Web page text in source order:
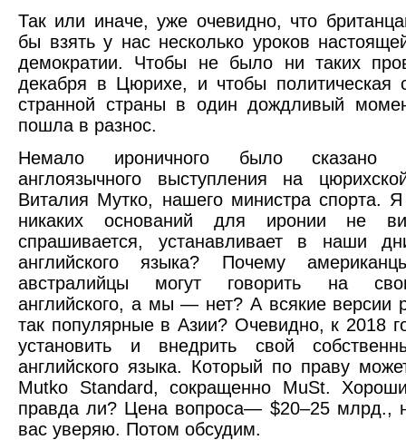
Так или иначе, уже очевидно, что
бы взять у нас несколько уроков
демократии. Чтобы не было ни таких
декабря в Цюрихе, и чтобы политическая
странной страны в один дождливый
пошла в разнос.
Немало ироничного было сказано
англоязычного выступления на
Виталия Мутко, нашего министра спорта.
никаких оснований для иронии не
спрашивается, устанавливает в наши
английского языка? Почему
австралийцы могут говорить на
английского, а мы — нет? А всякие версии
так популярные в Азии? Очевидно, к 2018
установить и внедрить свой
английского языка. Который по праву
Mutko Standard, сокращенно MuSt.
правда ли? Цена вопроса— $20–25 млрд.,
вас уверяю. Потом обсудим.